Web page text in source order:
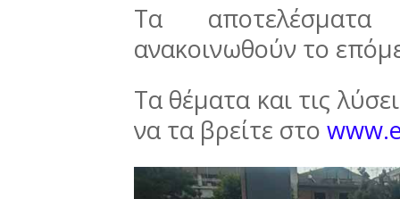
Τα
ανακοινωθούν το
Τα θέματα και τις
να τα βρείτε στο